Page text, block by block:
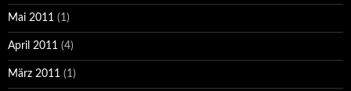
Mai 2011 (1)
April 2011 (4)
März 2011 (1)